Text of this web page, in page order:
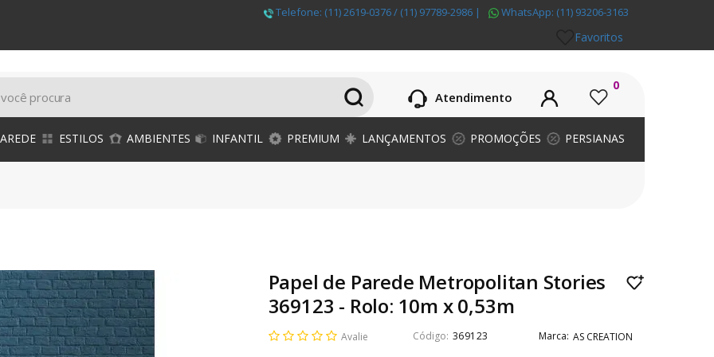
Telefone: (11) 2619-0376 / (11) 97789-2986 | WhatsApp: (11) 93206-3163
Favoritos
Atendimento
0
ESTILOS AMBIENTES INFANTIL PREMIUM LANÇAMENTOS PROMOÇÕES PERSIANAS
Papel de Parede Metropolitan Stories
369123 - Rolo: 10m x 0,53m
Avalie 369123 AS CREATION